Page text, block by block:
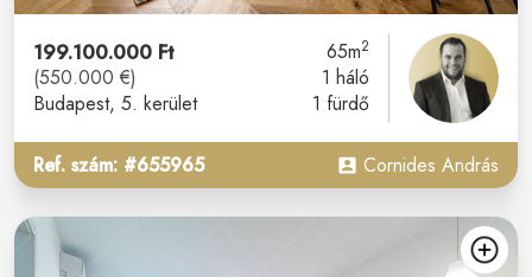
199.100.000 Ft
(550.000 €)
Budapest, 5. kerület
65m2
1 háló
1 fürdő
Ref. szám: #655965 Cornides András